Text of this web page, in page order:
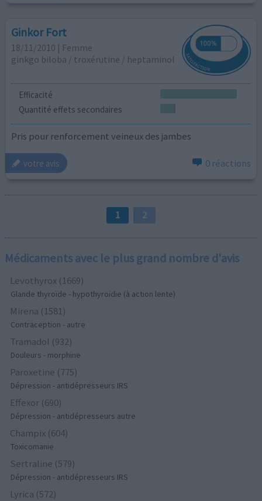
Ginkor Fort
18/11/2010 | Femme
ginkgo biloba / troxérutine / heptaminol
Efficacité
Quantité effets secondaires
Pris pour renforcement veineux des jambes
votre avis 0 réactions
1 2
Médicaments avec le plus grand nombre d'avis
Levothyrox (1669)
Glande thyroïde - hypothyroïdie (à action lente)
Mirena (1581)
Contraception - autre
Tramadol (932)
Douleurs - morphine
Paroxetine (775)
Dépression - antidépresseurs IRS
Effexor (690)
Dépression - antidépresseurs autre
Champix (604)
Toxicomanie
Sertraline (579)
Dépression - antidépresseurs IRS
Lyrica (572)